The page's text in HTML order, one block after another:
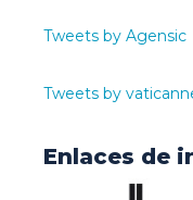
Tweets by Agensic
Tweets by
Enlaces de